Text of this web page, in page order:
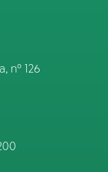
nº 126